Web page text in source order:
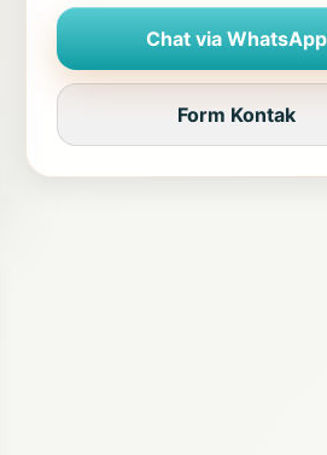
Chat via WhatsApp
Form Kontak